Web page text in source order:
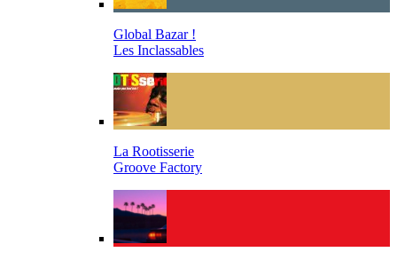
Global Bazar !
Les Inclassables
La Rootisserie
Groove Factory